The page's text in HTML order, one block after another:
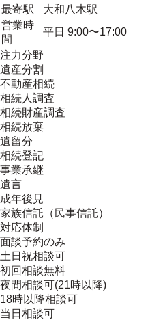
最寄駅
大和八木駅
営業時
間
平日 9:00〜17:00
注力分野
遺産分割
不動産相続
相続人調査
相続財産調査
相続放棄
遺留分
相続登記
事業承継
遺言
成年後見
家族信託（民事信託）
対応体制
面談予約のみ
土日祝相談可
初回相談無料
夜間相談可(21時以降)
18時以降相談可
当日相談可